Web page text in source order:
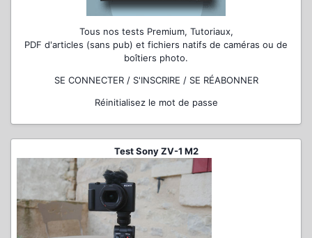
Tous nos tests Premium, Tutoriaux,
PDF d'articles (sans pub) et fichiers natifs de caméras ou de
boîtiers photo.
SE CONNECTER / S'INSCRIRE / SE RÉABONNER
Réinitialisez le mot de passe
Test Sony ZV-1 M2